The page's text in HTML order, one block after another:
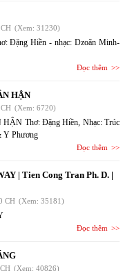
(Xem: 31230)
Đặng Hiền - nhạc: Dzoãn Minh-
Đọc thêm
HẬN
(Xem: 6720)
Thơ: Đặng Hiền, Nhạc: Trúc
Y Phương
Đọc thêm
| Tien Cong Tran Ph. D. |
CH (Xem: 35181)
Đọc thêm
(Xem: 40826)